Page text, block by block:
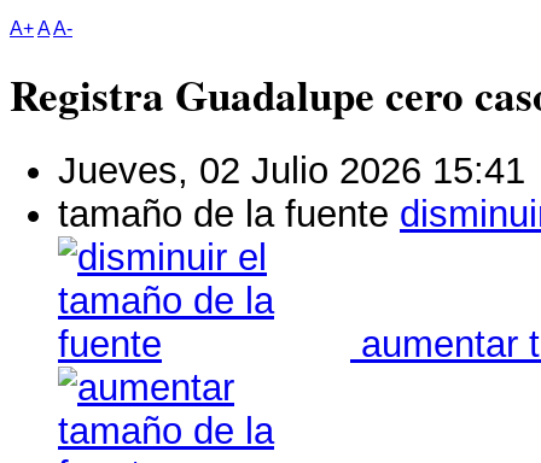
A+AA-
Registra Guadalupe cero
Jueves, 02 Julio 2026 15:41
tamaño de la fuente
aumentar